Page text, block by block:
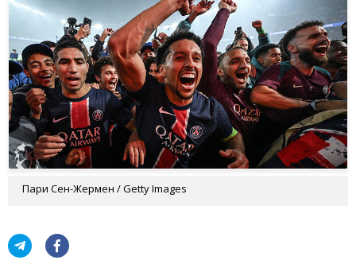
Пари Сен-Жермен / Getty Images